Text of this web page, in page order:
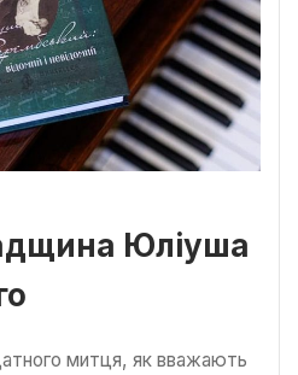
Юліуша
митця, як вважають